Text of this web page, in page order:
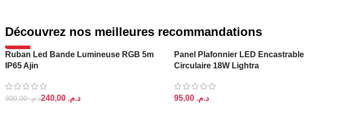
Découvrez nos meilleures recommandations
-20%
Ruban Led Bande Lumineuse RGB 5m
IP65 Ajin
د.م.300,00 د.م.
Panel Plafonnier LED Encastrable
Circulaire 18W Lightra
د.م.